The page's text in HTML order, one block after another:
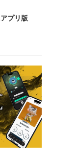
プリ版